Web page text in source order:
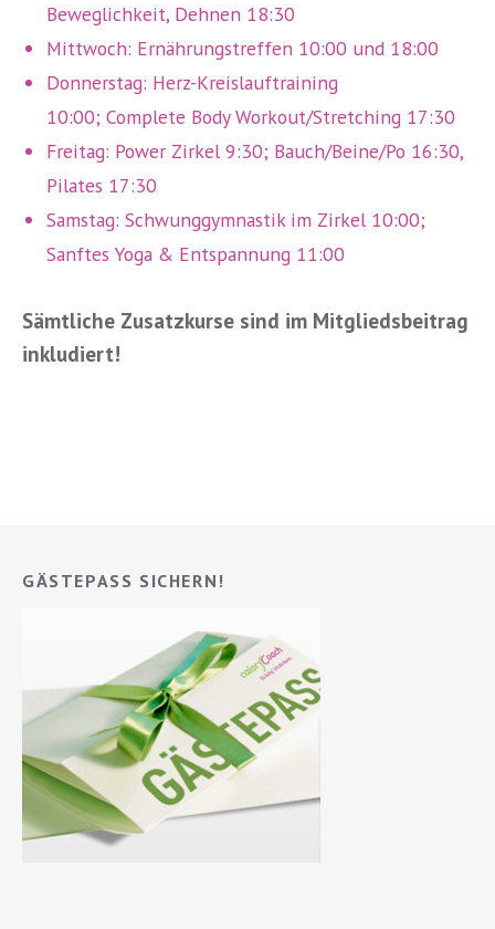
Beweglichkeit, Dehnen 18:30
Mittwoch: Ernährungstreffen 10:00 und 18:00
Donnerstag: Herz-Kreislauftraining
10:00; Complete Body Workout/Stretching 17:30
Freitag: Power Zirkel 9:30; Bauch/Beine/Po 16:30,
Pilates 17:30
Samstag: Schwunggymnastik im Zirkel 10:00;
Sanftes Yoga & Entspannung 11:00
Sämtliche Zusatzkurse sind im Mitgliedsbeitrag
inkludiert!
GÄSTEPASS SICHERN!